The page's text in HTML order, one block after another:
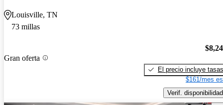
Louisville, TN
73 millas
Gran oferta
El precio incluye tasas
$161/mes
Verif. disponibilidad